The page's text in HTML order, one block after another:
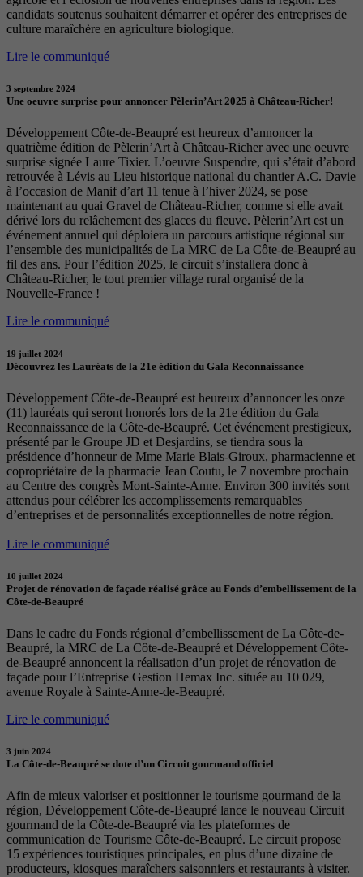
candidats soutenus souhaitent démarrer et opérer des entreprises de
culture maraîchère en agriculture biologique.
Lire le communiqué
3 septembre 2024
Une oeuvre surprise pour annoncer Pèlerin’Art 2025 à Château-Richer!
Développement Côte-de-Beaupré est heureux d’annoncer la
quatrième édition de Pèlerin’Art à Château-Richer avec une oeuvre
surprise signée Laure Tixier. L’oeuvre Suspendre, qui s’était d’abord
retrouvée à Lévis au Lieu historique national du chantier A.C. Davie
à l’occasion de Manif d’art 11 tenue à l’hiver 2024, se pose
maintenant au quai Gravel de Château-Richer, comme si elle avait
dérivé lors du relâchement des glaces du fleuve. Pèlerin’Art est un
événement annuel qui déploiera un parcours artistique régional sur
l’ensemble des municipalités de La MRC de La Côte-de-Beaupré au
fil des ans. Pour l’édition 2025, le circuit s’installera donc à
Château-Richer, le tout premier village rural organisé de la
Nouvelle-France !
Lire le communiqué
19 juillet 2024
Découvrez les Lauréats de la 21e édition du Gala Reconnaissance
Développement Côte-de-Beaupré est heureux d’annoncer les onze
(11) lauréats qui seront honorés lors de la 21e édition du Gala
Reconnaissance de la Côte-de-Beaupré. Cet événement prestigieux,
présenté par le Groupe JD et Desjardins, se tiendra sous la
présidence d’honneur de Mme Marie Blais-Giroux, pharmacienne et
copropriétaire de la pharmacie Jean Coutu, le 7 novembre prochain
au Centre des congrès Mont-Sainte-Anne. Environ 300 invités sont
attendus pour célébrer les accomplissements remarquables
d’entreprises et de personnalités exceptionnelles de notre région.
Lire le communiqué
10 juillet 2024
Projet de rénovation de façade réalisé grâce au Fonds d’embellissement de la
Côte-de-Beaupré
Dans le cadre du Fonds régional d’embellissement de La Côte-de-
Beaupré, la MRC de La Côte-de-Beaupré et Développement Côte-
de-Beaupré annoncent la réalisation d’un projet de rénovation de
façade pour l’Entreprise Gestion Hemax Inc. située au 10 029,
avenue Royale à Sainte-Anne-de-Beaupré.
Lire le communiqué
3 juin 2024
La Côte-de-Beaupré se dote d’un Circuit gourmand officiel
Afin de mieux valoriser et positionner le tourisme gourmand de la
région, Développement Côte-de-Beaupré lance le nouveau Circuit
gourmand de la Côte-de-Beaupré via les plateformes de
communication de Tourisme Côte-de-Beaupré. Le circuit propose
15 expériences touristiques principales, en plus d’une dizaine de
producteurs, kiosques maraîchers saisonniers et restaurants à visiter.